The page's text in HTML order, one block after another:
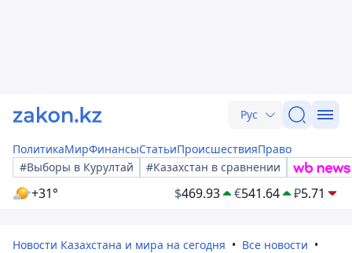
Рус
ПолитикаМирФинансыСтатьиПроисшествияПраво
#Выборы в Курултай
#Казахстан в сравнении
+31° $469.93 €541.64 ₽5.71
Новости Казахстана и мира на сегодня
Все новости